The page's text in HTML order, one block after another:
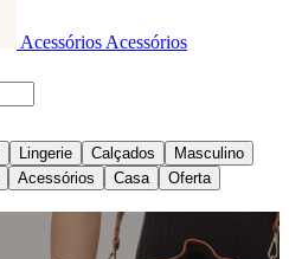
Acessórios Acessórios
Lingerie Calçados
Masculino
Acessórios Casa Oferta